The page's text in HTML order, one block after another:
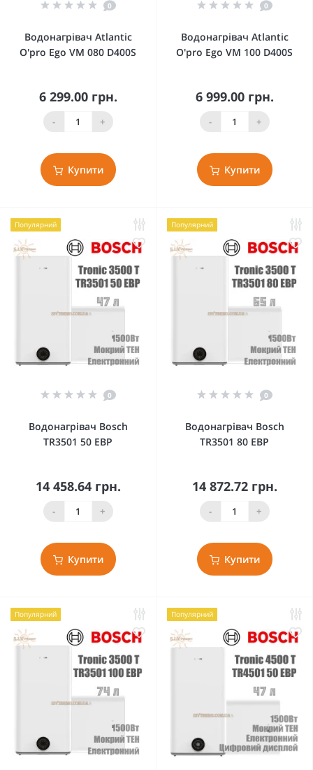
0
Водонагрівач Atlantic
O'pro Ego VM 080 D400S
6 299.00 грн.
- +
Купити
0
Водонагрівач Atlantic
O'pro Ego VM 100 D400S
6 999.00 грн.
- +
Купити
Популярний
0
Водонагрівач Bosch
TR3501 50 EBP
14 458.64 грн.
- +
Купити
Популярний
0
Водонагрівач Bosch
TR3501 80 EBP
14 872.72 грн.
- +
Купити
Популярний Популярний